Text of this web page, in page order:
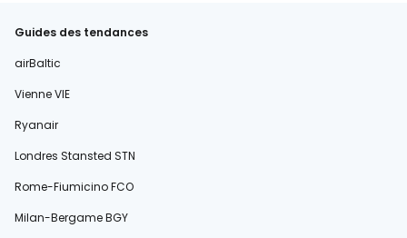
Guides des tendances
airBaltic
Vienne VIE
Ryanair
Londres Stansted STN
Rome-Fiumicino FCO
Milan-Bergame BGY